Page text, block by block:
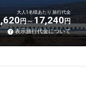
大人1名様あたり 旅行代金
円 17,240円
表示旅行代金について